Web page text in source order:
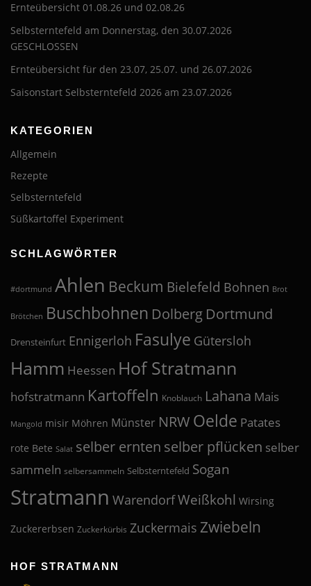
Ernteübersicht 01.08.26 und 02.08.26
Selbsterntefeld am Donnerstag, den 30.07.2026
GESCHLOSSEN
Ernteübersicht für den 23.07, 25.07. und 26.07.2026
Saisonstart Selbsterntefeld 2026 am 23.07.2026
KATEGORIEN
Allgemein
Rezepte
Selbsterntefeld
Süßkartoffel Experiment
SCHLAGWÖRTER
#dortmund Ahlen Beckum Bielefeld Bohnen Brot
Brötchen Buschbohnen Dolberg Dortmund
Drensteinfurt Ennigerloh Fasulye Gütersloh
Hamm Heessen Hof Stratmann
hofstratmann Kartoffeln Knoblauch Lahana Mais
Mangold misir Möhren Münster NRW Oelde Patates
rote Bete Salat selber ernten selber pflücken selber
sammeln selbersammeln Selbsterntefeld Sogan
Stratmann WarendorfWeißkohl Wirsing
Zuckererbsen Zuckerkürbis Zuckermais Zwiebeln
HOF STRATMANN